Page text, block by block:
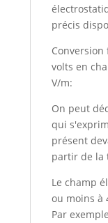
précis
volts en
V/m:
On peut
qui
présent
partir de la
Le champ
ou moins à
Par